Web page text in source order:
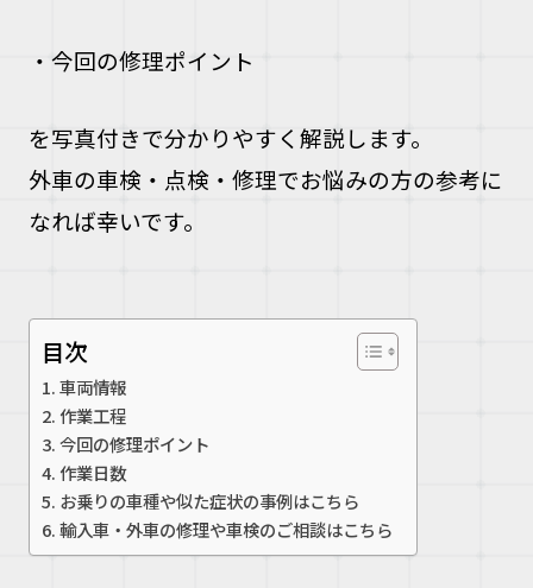
・今回の修理ポイント
を写真付きで分かりやすく解説します。
外車の車検・点検・修理でお悩みの方の参考に
なれば幸いです。
目次
車両情報
作業工程
今回の修理ポイント
作業日数
お乗りの車種や似た症状の事例はこちら
輸入車・外車の修理や車検のご相談はこちら